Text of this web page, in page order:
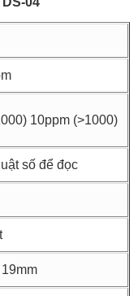
10ppm (>1000)
số để đọc